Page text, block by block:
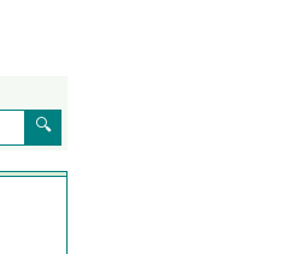
🔍